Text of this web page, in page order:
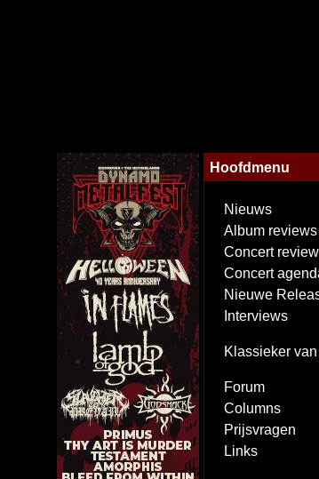
Hoofdmenu
Nieuws
Album reviews
Concert
Concert
Nieuwe
Interviews
Klassieker
Forum
Columns
Prijsvragen
Links